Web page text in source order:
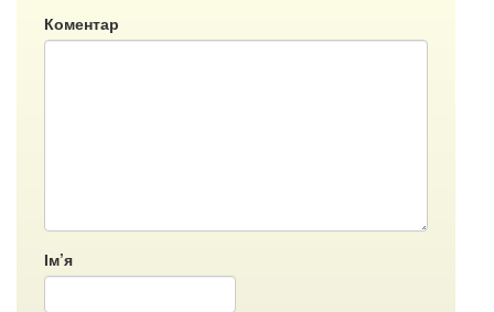
Коментар
Ім’я